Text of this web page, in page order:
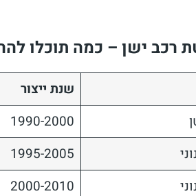
רכב ישן – כמה תוכלו
שנת ייצור
1990-2000
1995-2005
2000-2010